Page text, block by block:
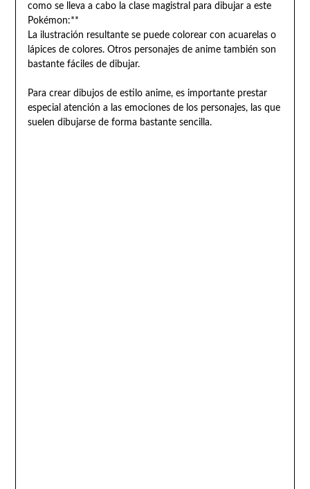
como se lleva a cabo la clase magistral para dibujar a este
Pokémon:**
La ilustración resultante se puede colorear con acuarelas o
lápices de colores. Otros personajes de anime también son
bastante fáciles de dibujar.
Para crear dibujos de estilo anime, es importante prestar
especial atención a las emociones de los personajes, las que
suelen dibujarse de forma bastante sencilla.